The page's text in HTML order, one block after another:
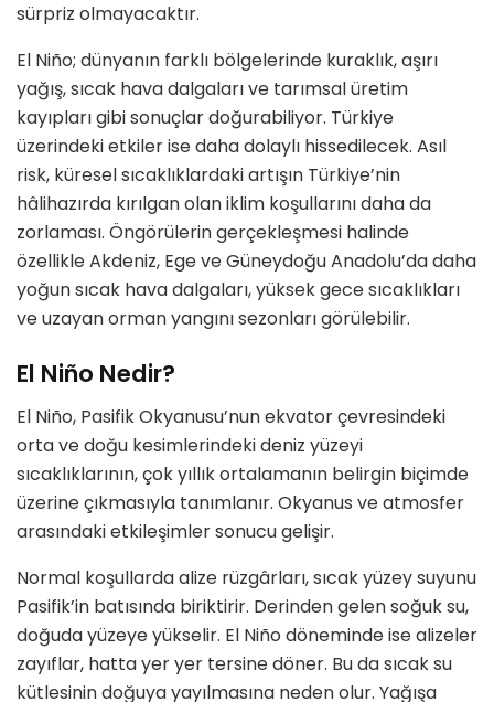
sürpriz olmayacaktır.
El Niño; dünyanın farklı bölgelerinde kuraklık, aşırı
yağış, sıcak hava dalgaları ve tarımsal üretim
kayıpları gibi sonuçlar doğurabiliyor. Türkiye
üzerindeki etkiler ise daha dolaylı hissedilecek. Asıl
risk, küresel sıcaklıklardaki artışın Türkiye’nin
hâlihazırda kırılgan olan iklim koşullarını daha da
zorlaması. Öngörülerin gerçekleşmesi halinde
özellikle Akdeniz, Ege ve Güneydoğu Anadolu’da daha
yoğun sıcak hava dalgaları, yüksek gece sıcaklıkları
ve uzayan orman yangını sezonları görülebilir.
El Niño Nedir?
El Niño, Pasifik Okyanusu’nun ekvator çevresindeki
orta ve doğu kesimlerindeki deniz yüzeyi
sıcaklıklarının, çok yıllık ortalamanın belirgin biçimde
üzerine çıkmasıyla tanımlanır. Okyanus ve atmosfer
arasındaki etkileşimler sonucu gelişir.
Normal koşullarda alize rüzgârları, sıcak yüzey suyunu
Pasifik’in batısında biriktirir. Derinden gelen soğuk su,
doğuda yüzeye yükselir. El Niño döneminde ise alizeler
zayıflar, hatta yer yer tersine döner. Bu da sıcak su
kütlesinin doğuya yayılmasına neden olur. Yağışa